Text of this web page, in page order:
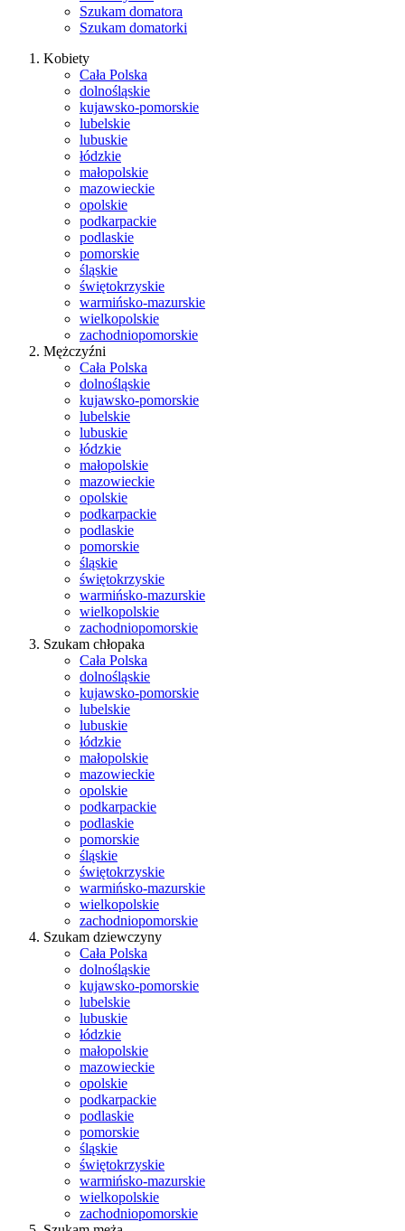
Szukam domatora
Szukam domatorki
Kobiety
Cała Polska
dolnośląskie
kujawsko-pomorskie
lubelskie
lubuskie
łódzkie
małopolskie
mazowieckie
opolskie
podkarpackie
podlaskie
pomorskie
śląskie
świętokrzyskie
warmińsko-mazurskie
wielkopolskie
zachodniopomorskie
Mężczyźni
Cała Polska
dolnośląskie
kujawsko-pomorskie
lubelskie
lubuskie
łódzkie
małopolskie
mazowieckie
opolskie
podkarpackie
podlaskie
pomorskie
śląskie
świętokrzyskie
warmińsko-mazurskie
wielkopolskie
zachodniopomorskie
Szukam chłopaka
Cała Polska
dolnośląskie
kujawsko-pomorskie
lubelskie
lubuskie
łódzkie
małopolskie
mazowieckie
opolskie
podkarpackie
podlaskie
pomorskie
śląskie
świętokrzyskie
warmińsko-mazurskie
wielkopolskie
zachodniopomorskie
Szukam dziewczyny
Cała Polska
dolnośląskie
kujawsko-pomorskie
lubelskie
lubuskie
łódzkie
małopolskie
mazowieckie
opolskie
podkarpackie
podlaskie
pomorskie
śląskie
świętokrzyskie
warmińsko-mazurskie
wielkopolskie
zachodniopomorskie